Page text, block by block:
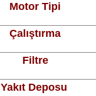
Motor Tipi
Çalıştırma
Filtre
Yakıt Deposu